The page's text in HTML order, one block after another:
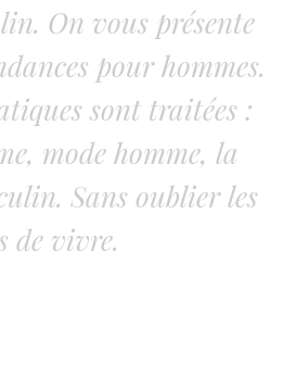
On vous présente
pour hommes.
sont traitées :
mode homme, la
Sans oublier les
de vivre.